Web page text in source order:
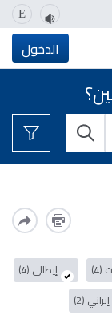
E
الدخول
(4)
إيطالي (4)
إيراني (2)